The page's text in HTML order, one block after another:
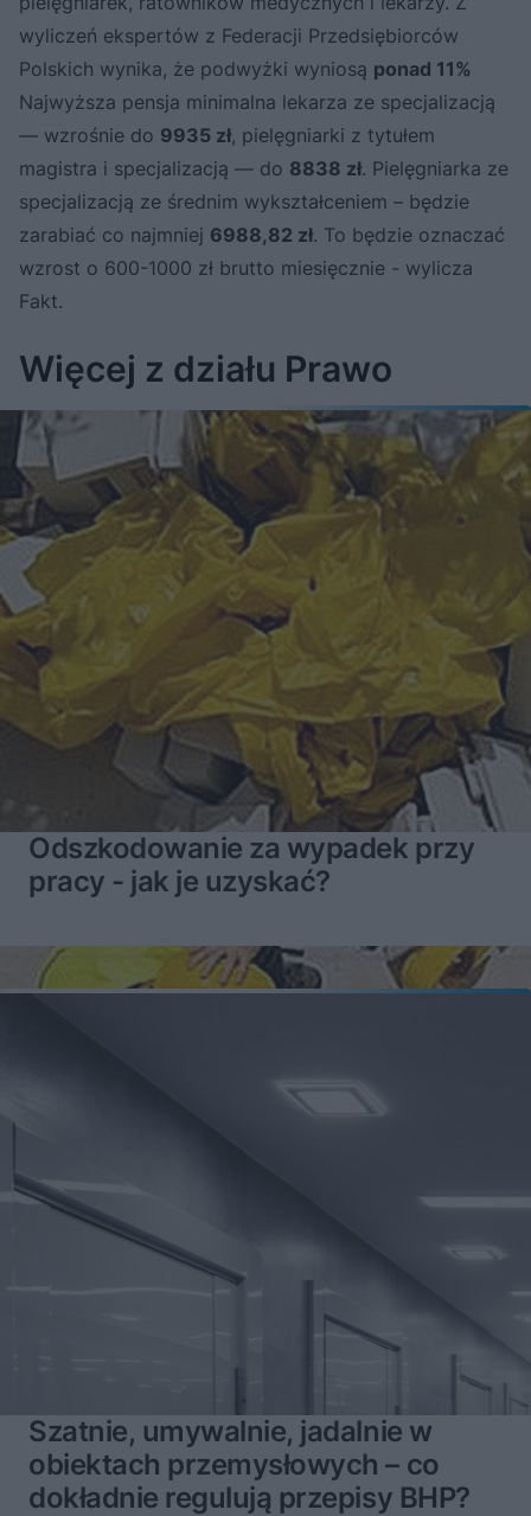
wyliczeń ekspertów z Federacji Przedsiębiorców
Polskich wynika, że podwyżki wyniosą ponad 11%
Najwyższa pensja minimalna lekarza ze specjalizacją
— wzrośnie do 9935 zł, pielęgniarki z tytułem
magistra i specjalizacją — do 8838 zł. Pielęgniarka ze
specjalizacją ze średnim wykształceniem – będzie
zarabiać co najmniej 6988,82 zł. To będzie oznaczać
wzrost o 600-1000 zł brutto miesięcznie - wylicza
Fakt.
Więcej z działu Prawo
Odszkodowanie za wypadek przy
pracy - jak je uzyskać?
Szatnie, umywalnie, jadalnie w
obiektach przemysłowych – co
dokładnie regulują przepisy BHP?